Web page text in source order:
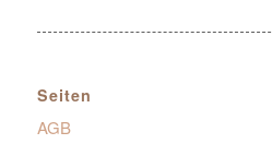
Seiten
AGB